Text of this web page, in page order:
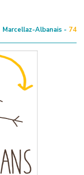
Marcellaz-Albanais - 74